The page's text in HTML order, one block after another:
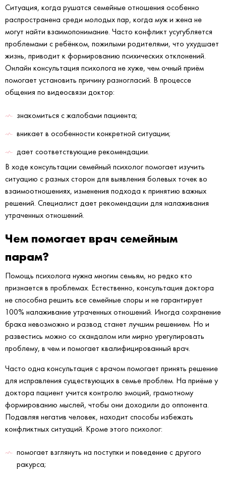
Ситуация, когда рушатся семейные отношения особенно
распространена среди молодых пар, когда муж и жена не
могут найти взаимопонимание. Часто конфликт усугубляется
проблемами с ребёнком, пожилыми родителями, что ухудшает
жизнь, приводит к формированию психических отклонений.
Онлайн консультация психолога не хуже, чем очный приём
помогает установить причину разногласий. В процессе
общения по видеосвязи доктор:
знакомиться с жалобами пациента;
вникает в особенности конкретной ситуации;
дает соответствующие рекомендации.
В ходе консультации семейный психолог помогает изучить
ситуацию с разных сторон для выявления болевых точек во
взаимоотношениях, изменения подхода к принятию важных
решений. Специалист дает рекомендации для налаживания
утраченных отношений.
Чем помогает врач семейным
парам?
Помощь психолога нужна многим семьям, но редко кто
признается в проблемах. Естественно, консультация доктора
не способна решить все семейные споры и не гарантирует
100% налаживание утраченных отношений. Иногда сохранение
брака невозможно и развод станет лучшим решением. Но и
развестись можно со скандалом или мирно урегулировать
проблему, в чем и помогает квалифицированный врач.
Часто одна консультация с врачом помогает принять решение
для исправления существующих в семье проблем. На приёме у
доктора пациент учится контролю эмоций, грамотному
формированию мыслей, чтобы они доходили до оппонента.
Подавляя негатив человек, находит способы избежать
конфликтных ситуаций. Кроме этого психолог:
помогает взглянуть на поступки и поведение с другого
ракурса;